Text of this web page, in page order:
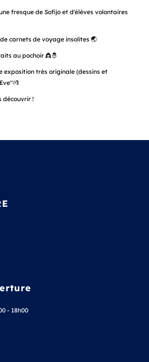
fresque de Sofijo et d'élèves volontaires
carnets de voyage insolites 🌏
au pochoir 👸🤴
exposition très originale (dessins et
découvrir !
- 18h00